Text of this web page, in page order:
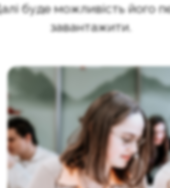
буде можливість його
завантажити.